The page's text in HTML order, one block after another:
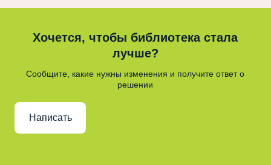
Хочется, чтобы библиотека стала
лучше?
Сообщите, какие нужны изменения и получите ответ о
решении
Написать